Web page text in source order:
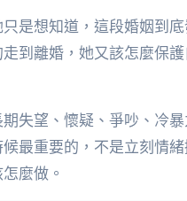
是想知道，這段婚姻到
到離婚，她又該怎麼保
失望、懷疑、爭吵、冷
最重要的，不是立刻情
麼做。